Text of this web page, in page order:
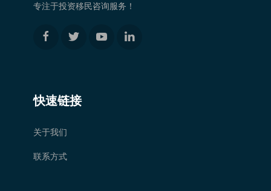
专注于投资移民咨询服务！
快速链接
关于我们
联系方式